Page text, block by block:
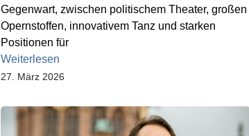
Gegenwart, zwischen politischem Theater, großen
Opernstoffen, innovativem Tanz und starken
Positionen für
Weiterlesen
27. März 2026